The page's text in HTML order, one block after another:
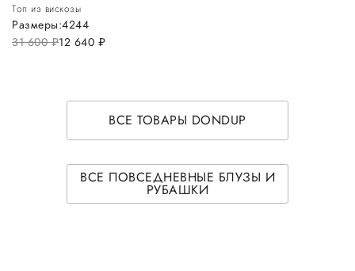
Топ из вискозы
31 600руб.12 640 руб.
Размеры:4244
ВСЕ ТОВАРЫ DONDUP
ВСЕ ПОВСЕДНЕВНЫЕ БЛУЗЫ И
РУБАШКИ